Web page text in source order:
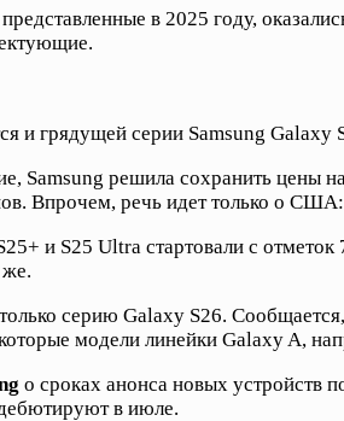
в 2025 году,
и грядущей серии Samsung
Samsung решила сохранить цены
Впрочем, речь идет только о
и S25 Ultra стартовали с
же.
серию Galaxy S26.
модели линейки Galaxy A,
о сроках анонса новых устройств
в июле.